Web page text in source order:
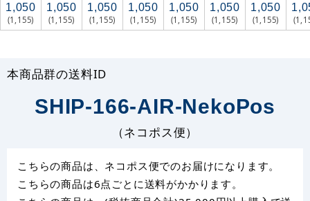
1,050
(1,155)
1,050
(1,155)
1,050
(1,155)
1,050
(1,155)
1,050
(1,155)
1,050
(1,155)
1,050
(1,155)
本商品群の送料ID
SHIP-166-AIR-NekoPos
（ネコポス便）
こちらの商品は、ネコポス便でのお届けになります。
こちらの商品は6点ごとに送料がかかります。